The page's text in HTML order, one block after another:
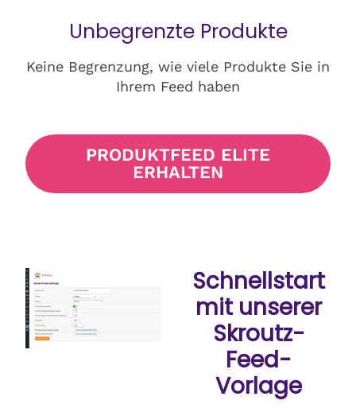
Unbegrenzte Produkte
Keine Begrenzung, wie viele Produkte Sie in
Ihrem Feed haben
PRODUKTFEED ELITE
ERHALTEN
Schnellstart
mit unserer
Skroutz-
Feed-
Vorlage